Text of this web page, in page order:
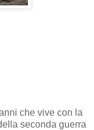
che vive con la
seconda guerra